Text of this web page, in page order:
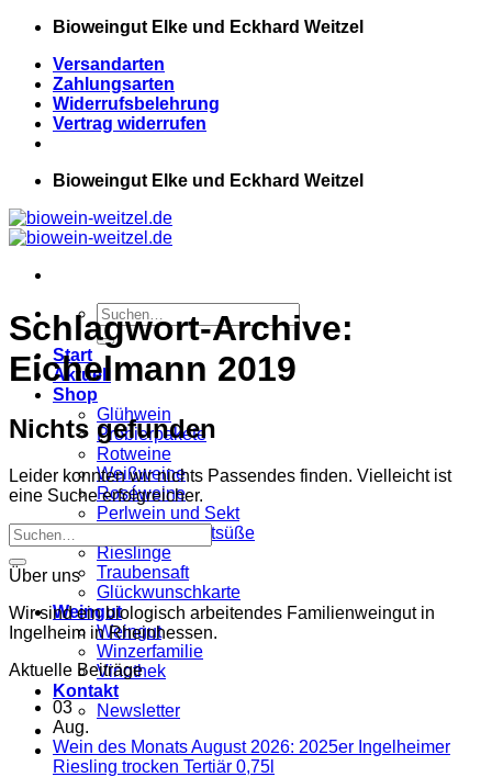
Zum
springen
Bioweingut Elke und Eckhard Weitzel
Versandarten
Zahlungsarten
Widerrufsbelehrung
Vertrag widerrufen
Bioweingut Elke und Eckhard Weitzel
Suchen
nach:
Start
Aktuell
Shop
Glühwein
Probierpakete
Rotweine
Weißweine
Roséweine
Perlwein und Sekt
Weine mit Restsüße
Rieslinge
Traubensaft
Glückwunschkarte
Weingut
Weingut
Winzerfamilie
Vinothek
Kontakt
Newsletter
Schlagwort-Archive:
Eichelmann 2019
Nichts gefunden
Leider konnten wir nichts Passendes finden. Vielleicht ist
eine Suche erfolgreicher.
Über uns
Wir sind ein biologisch arbeitendes Familienweingut in
Ingelheim in Rheinhessen.
Aktuelle Beiträge
03
Aug.
Wein des Monats August 2026: 2025er Ingelheimer
Riesling trocken Tertiär 0,75l